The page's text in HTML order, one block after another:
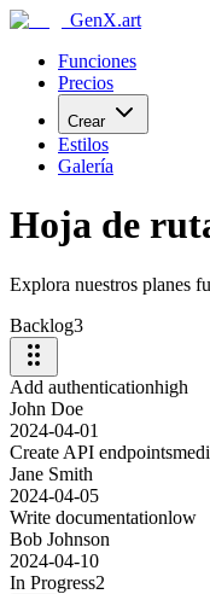
GenX.art
Funciones
Precios
Crear
Estilos
Galería
Hoja de
Explora nuestros planes
Backlog3
Add authenticationhigh
John Doe
2024-04-01
Create API endpoints
Jane Smith
2024-04-05
Write documentationlow
Bob Johnson
2024-04-10
In Progress2